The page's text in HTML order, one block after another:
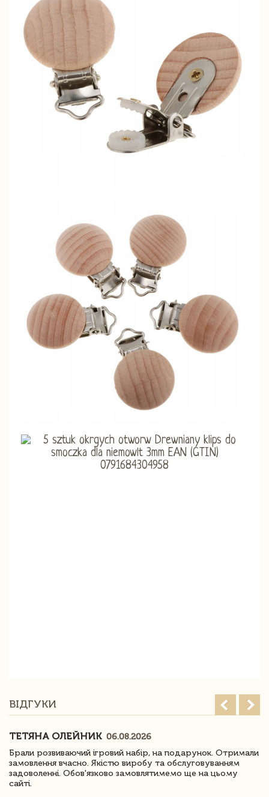
ВІДГУКИ
ТЕТЯНА ОЛЕЙНИК 06.08.2026
Брали розвиваючий ігровий набір, на подарунок. Отримали
замовлення вчасно. Якістю виробу та обслуговуванням
задоволенні. Обов'язково замовлятимемо ще на цьому
сайті.